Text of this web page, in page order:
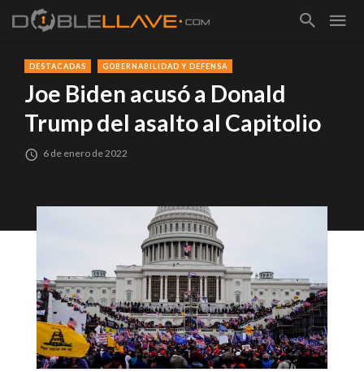
DESTACADAS GOBERNABILIDAD Y DEFENSA
Joe Biden acusó a Donald
Trump del asalto al Capitolio
6 de enero de 2022